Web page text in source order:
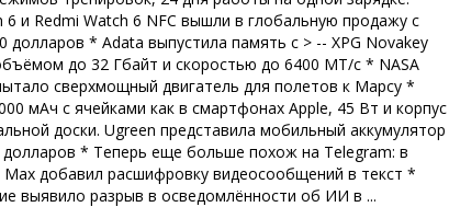
6 и Redmi Watch 6 NFC вышли в глобальную продажу с
долларов * Adata выпустила память с > -- XPG Novakey
до 32 Гбайт и скоростью до 6400 МТ/с * NASA
сверхмощный двигатель для полетов к Марсу *
мАч с ячейками как в смартфонах Apple, 45 Вт и корпус
доски. Ugreen представила мобильный аккумулятор
долларов * Теперь еще больше похож на Telegram: в
добавил расшифровку видеосообщений в текст *
выявило разрыв в осведомлённости об ИИ в ...